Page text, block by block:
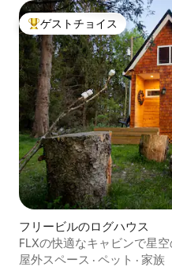
大好評のゲストチョイスで
ゲストチョイス
フリービルのログハウス
FLXの快適なキャビンで星
屋外スペース · ペット · 家族